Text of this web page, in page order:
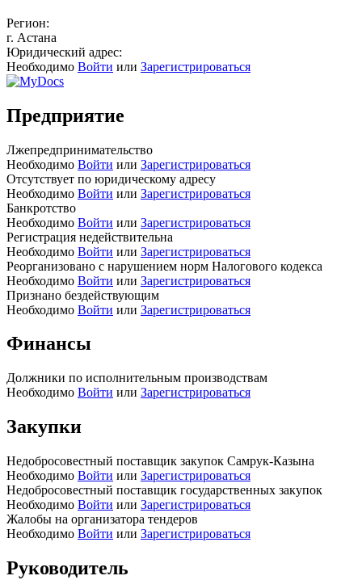
Регион:
г. Астана
Юридический адрес:
Необходимо Войти или Зарегистрироваться
Предприятие
Лжепредпринимательство
Необходимо Войти или Зарегистрироваться
Отсутствует по юридическому адресу
Необходимо Войти или Зарегистрироваться
Банкротство
Необходимо Войти или Зарегистрироваться
Регистрация недействительна
Необходимо Войти или Зарегистрироваться
Реорганизовано с нарушением норм Налогового кодекса
Необходимо Войти или Зарегистрироваться
Признано бездействующим
Необходимо Войти или Зарегистрироваться
Финансы
Должники по исполнительным производствам
Необходимо Войти или Зарегистрироваться
Закупки
Недобросовестный поставщик закупок Самрук-Казына
Необходимо Войти или Зарегистрироваться
Недобросовестный поставщик государственных закупок
Необходимо Войти или Зарегистрироваться
Жалобы на организатора тендеров
Необходимо Войти или Зарегистрироваться
Руководитель